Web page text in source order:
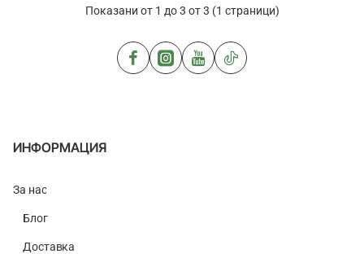
Показани от 1 до 3 от 3 (1 страници)
ИНФОРМАЦИЯ
За нас
Блог
Доставка